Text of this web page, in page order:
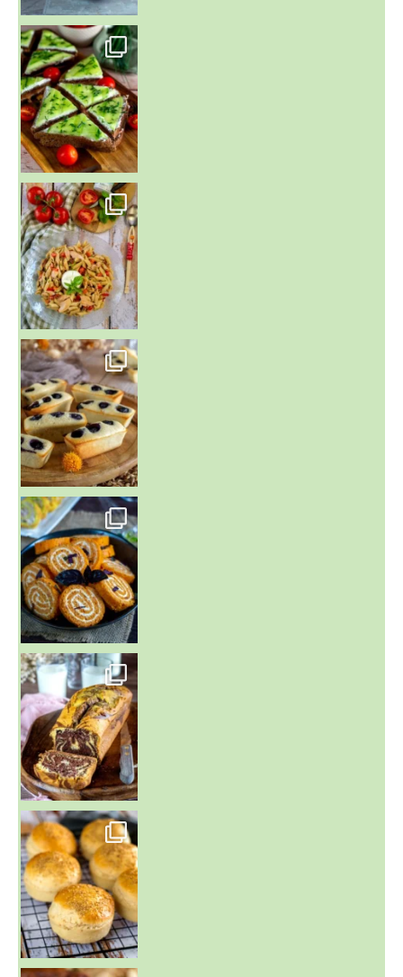
~ SALADE DE PÂTES AUX DEUX TOMATES THON ET BURRA
~ FINANCIERS MYRTILLES ET CITRON ~
Aujourd'hu
~ BUNS MAISON ~
Un peu de boulange par ici au